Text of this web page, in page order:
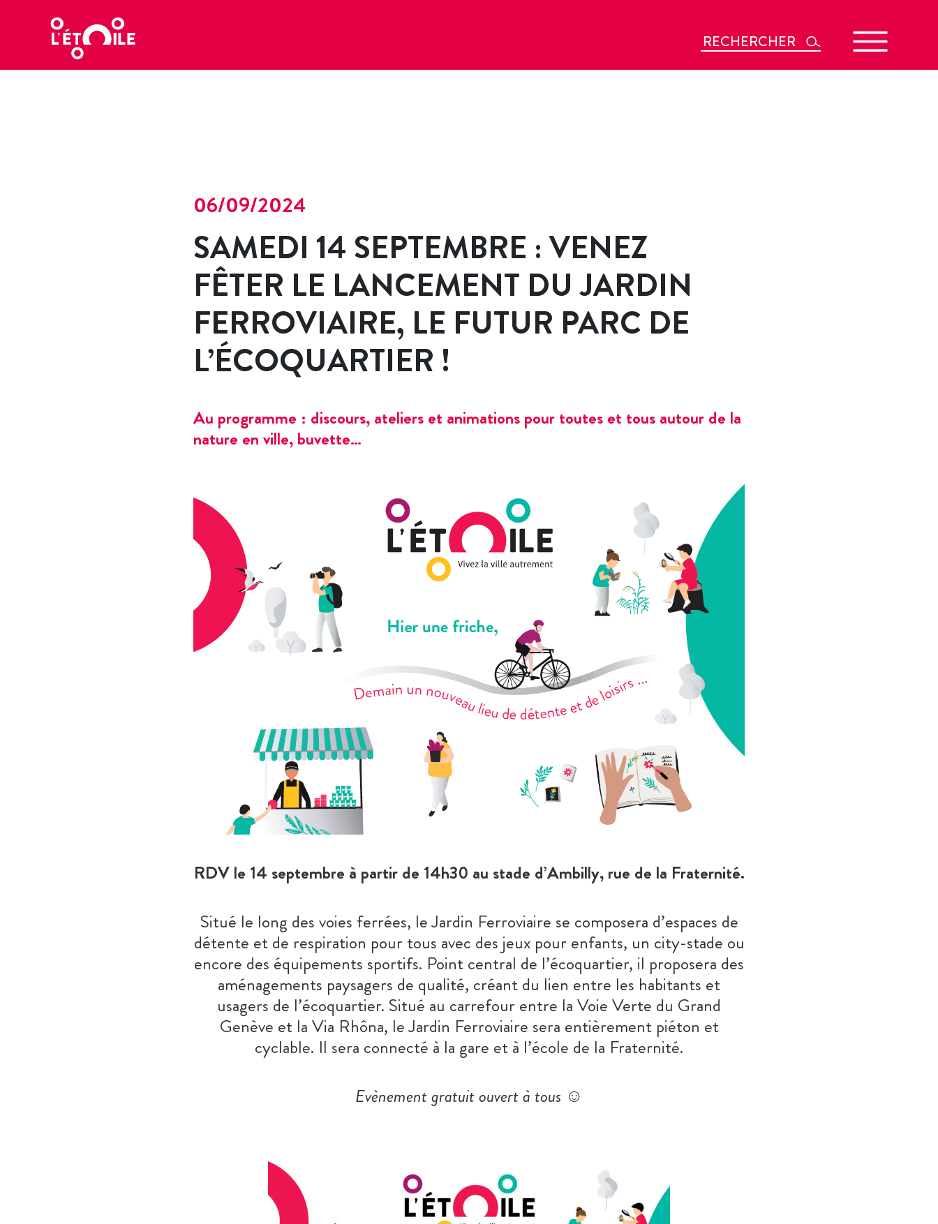
Rechercher
06/09/2024
SAMEDI 14 SEPTEMBRE : VENEZ
FÊTER LE LANCEMENT DU JARDIN
FERROVIAIRE, LE FUTUR PARC DE
L’ÉCOQUARTIER !
Au programme : discours, ateliers et animations pour toutes et tous autour de la
nature en ville, buvette…
RDV le 14 septembre à partir de 14h30 au stade d’Ambilly, rue de la Fraternité.
Situé le long des voies ferrées, le Jardin Ferroviaire se composera d’espaces de
détente et de respiration pour tous avec des jeux pour enfants, un city-stade ou
encore des équipements sportifs. Point central de l’écoquartier, il proposera des
aménagements paysagers de qualité, créant du lien entre les habitants et
usagers de l’écoquartier. Situé au carrefour entre la Voie Verte du Grand
Genève et la Via Rhôna, le Jardin Ferroviaire sera entièrement piéton et
cyclable. Il sera connecté à la gare et à l’école de la Fraternité.
Evènement gratuit ouvert à tous ☺